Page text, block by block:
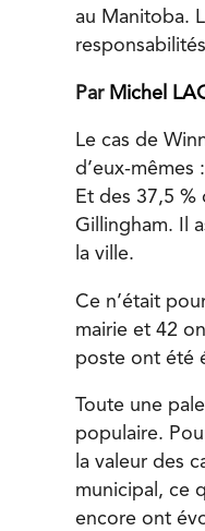
au Manitoba.
Par Michel
Le cas de
d’eux-
Et des 37,5
Gillingham. Il
la ville.
Ce n’était
mairie et 42
poste ont été
Toute une
populaire.
la valeur des
municipal, ce
encore ont